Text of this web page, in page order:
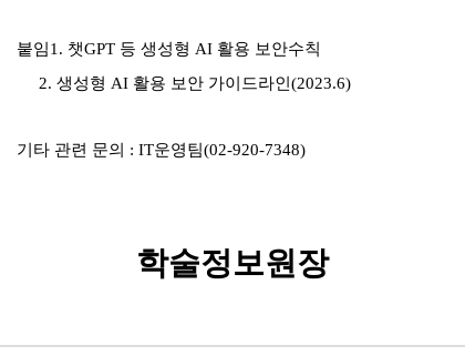
붙임1. 챗GPT 등 생성형 AI 활용 보안수칙
2. 생성형 AI 활용 보안 가이드라인 (2023.6)
기타 관련 문의 : IT운영팀(02-920-7348)
학술정보원장